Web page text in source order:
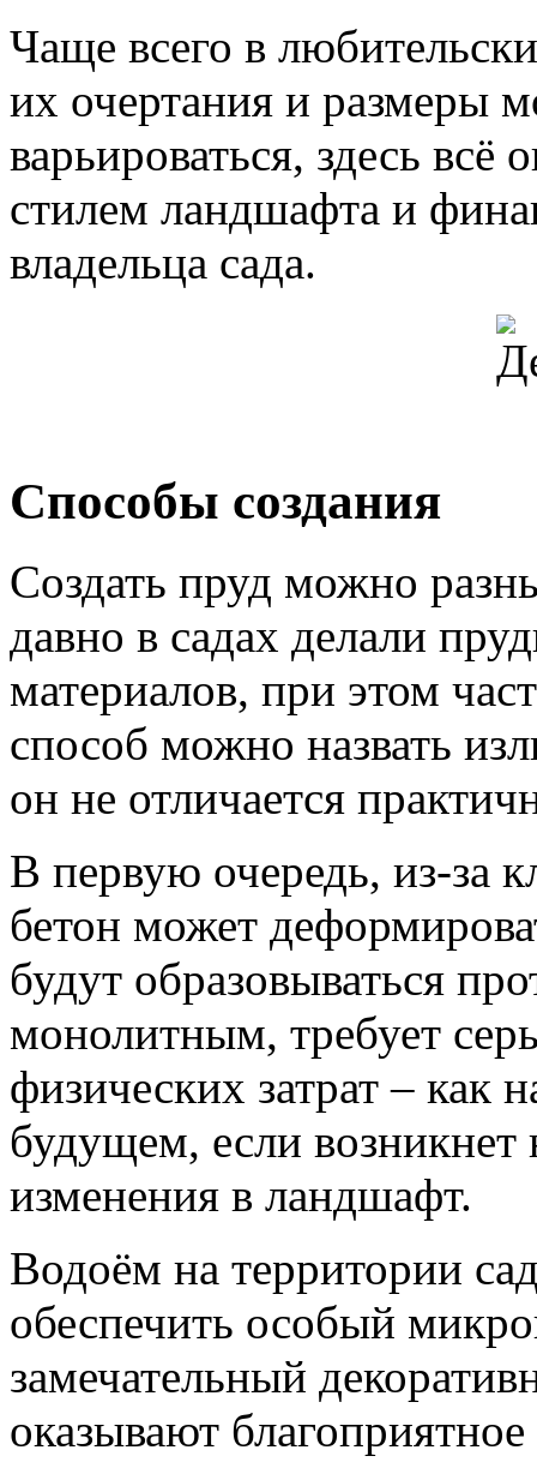
Чаще всего в
их очертания и размеры
варьироваться, здесь всё
стилем ландшафта и
владельца сада.
Способы создания
Создать пруд можно
давно в садах делали
материалов, при этом
способ можно назвать
он не отличается
В первую очередь, из-за
бетон может
будут образовываться
монолитным, требует
физических затрат – как
будущем, если возникнет
изменения в ландшафт.
Водоём на территории
обеспечить особый
замечательный
оказывают